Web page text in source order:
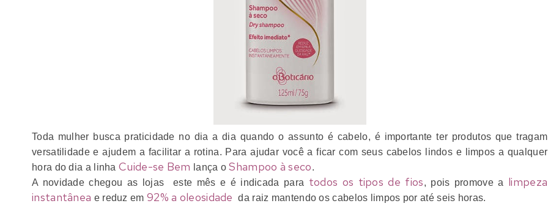
Toda mulher busca praticidade no dia a dia quando o assunto é cabelo, é importante ter produtos que tragam
versatilidade e ajudem a facilitar a rotina. Para ajudar você a ficar com seus cabelos lindos e limpos a qualquer
hora do dia a linhaCuide-se Bem lança oShampoo à seco.
A novidade chegou as lojas este mês e é indicada para todos os tipos de fios, pois promove a limpeza
instantânea e reduz em 92% a oleosidade da raiz mantendo os cabelos limpos por até seis horas.